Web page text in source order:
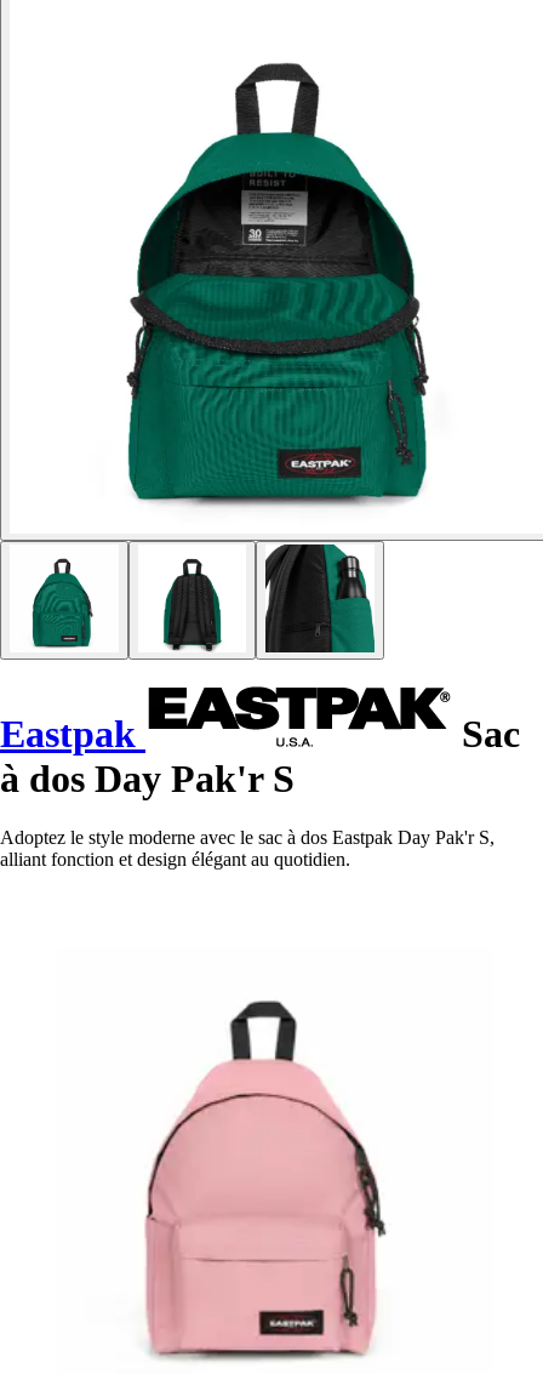
Eastpak
Sac
à dos Day Pak'r S
Adoptez le style moderne avec le sac à dos Eastpak Day Pak'r S,
alliant fonction et design élégant au quotidien.